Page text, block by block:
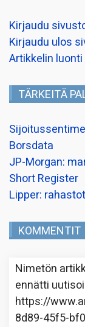
Kirjaudu
Kirjaudu ulos
Artikkelin luonti
TÄRKEITÄ
Borsdata
JP-Morgan:
Short Register
Lipper:
KOMMENTIT
Nimetön
ennätti
https://
8d89-45f5-